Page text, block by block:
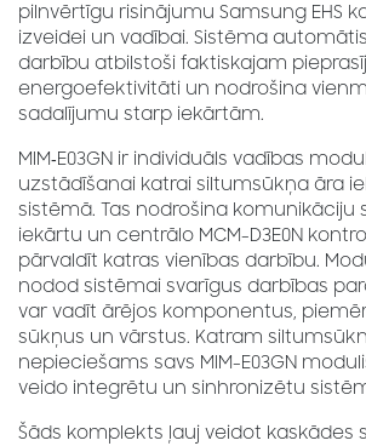
pilnvērtīgu risinājumu Samsung EHS
izveidei un vadībai. Sistēma
darbību atbilstoši faktiskajam
energoefektivitāti un nodrošina
sadalījumu starp iekārtām.
MIM‑E03GN ir individuāls vadības
uzstādīšanai katrai siltumsūkņa āra
sistēmā. Tas nodrošina komunikāciju
iekārtu un centrālo MCM-D3E0N
pārvaldīt katras vienības darbību.
nodod sistēmai svarīgus darbības
var vadīt ārējos komponentus,
sūkņus un vārstus. Katram
nepieciešams savs MIM-E03GN
veido integrētu un sinhronizētu
Šāds komplekts ļauj veidot kaskādes